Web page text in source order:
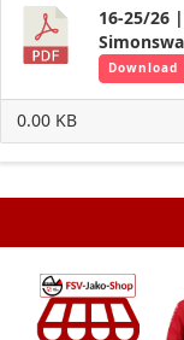
16-25/26
Download
0.00 KB